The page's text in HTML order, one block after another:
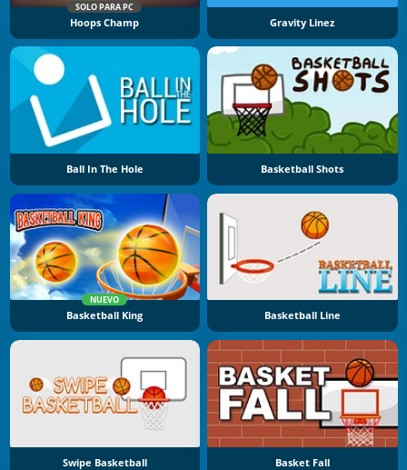
SOLO PARA PC
Hoops Champ Gravity Linez
Ball In The Hole Basketball Shots
NUEVO
Basketball King Basketball Line
Swipe Basketball Basket Fall